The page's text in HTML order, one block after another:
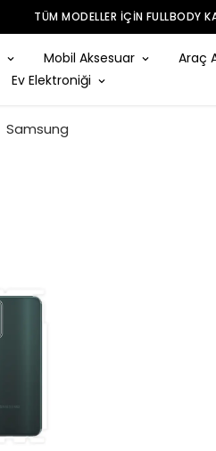
TÜM MODELLER IÇIN FULLBODY
Mobil Aksesuar
Araç
Ev Elektroniği
Samsung